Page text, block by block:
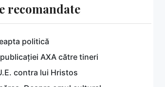
recomandate
politică
AXA către tineri
contra lui Hristos